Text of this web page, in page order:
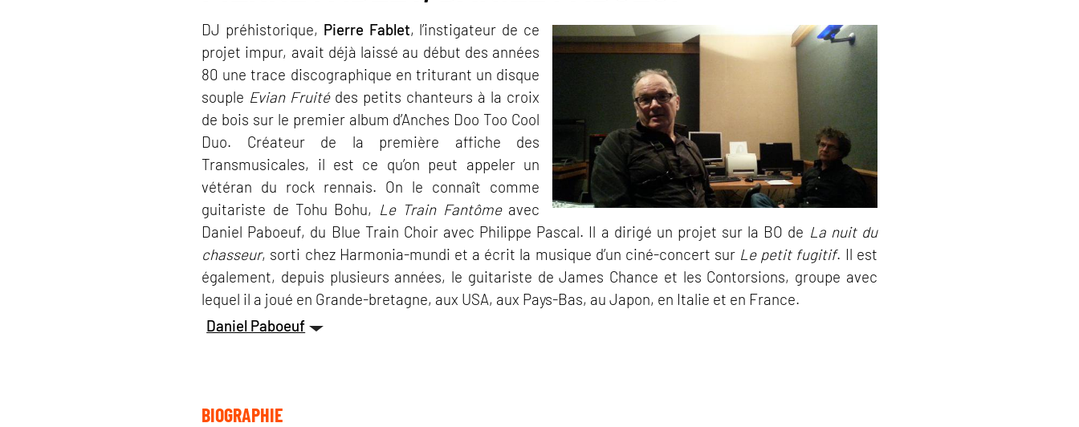
DJ préhistorique, Pierre Fablet, l’instigateur de ce
projet impur, avait déjà laissé au début des années
80 une trace discographique en triturant un disque
souple Evian Fruitédes petits chanteurs à la croix
de bois sur le premier album d’Anches Doo Too Cool
Duo. Créateur de la première affiche des
Transmusicales, il est ce qu’on peut appeler un
vétéran du rock rennais. On le connaît comme
guitariste de Tohu Bohu, Le Train Fantômeavec
Daniel Paboeuf, du Blue Train Choir avec Philippe Pascal. Il a dirigé un projet sur la BO de La nuit du
chasseur, sorti chez Harmonia‐mundi et a écrit la musique d’un ciné‐concert sur Le petit fugitif. Il est
également, depuis plusieurs années, le guitariste de James Chance et les Contorsions, groupe avec
lequel il a joué en Grande‐bretagne, aux USA, aux Pays‐Bas, au Japon, en Italie et en France.
Daniel Paboeuf
BIOGRAPHIE